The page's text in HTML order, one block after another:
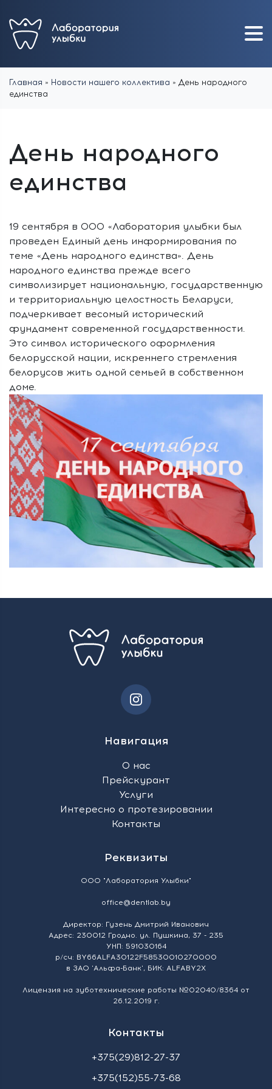
Главная » Новости нашего коллектива » День народного
единства
День народного
единства
19 сентября в ООО «Лаборатория улыбки был
проведен Единый день информирования по
теме «День народного единства». День
народного единства прежде всего
символизирует национальную, государственную
и территориальную целостность Беларуси,
подчеркивает весомый исторический
фундамент современной государственности.
Это символ исторического оформления
белорусской нации, искреннего стремления
белорусов жить одной семьей в собственном
доме.
Навигация
О нас
Прейскурант
Услуги
Интересно о протезировании
Контакты
Реквизиты
ООО "Лаборатория Улыбки"
office@dentlab.by
Директор: Гузень Дмитрий Иванович
Адрес: 230012 Гродно. ул. Пушкина, 37 - 235
УНП: 591030164
р/сч: BY66ALFA30122F58530010270000
в ЗАО 'Альфа-Банк', БИК: ALFABY2X
Лицензия на зуботехнические работы №02040/8364 от
26.12.2019 г.
Контакты
+375(29)812-27-37
+375(152)55-73-68